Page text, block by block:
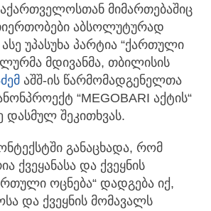
მიმართებაშიც
აბსოლუტურად
უპასუხა პარტია “ქართული
მდივანმა, თბილისის
აშშ-ის წარმომადგენელთა
“MEGOBARI აქტის“
დასმულ შეკითხვას.
განაცხადა, რომ
ქვეყანასა და ქვეყნის
ოცნება“ დადგება იქ,
და ქვეყნის მომავალს